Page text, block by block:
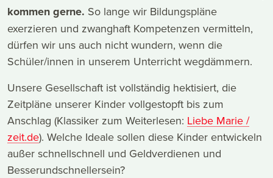
kommen gerne. So lange wir Bildungspläne
exerzieren und zwanghaft Kompetenzen vermitteln,
dürfen wir uns auch nicht wundern, wenn die
Schüler/innen in unserem Unterricht wegdämmern.
Unsere Gesellschaft ist vollständig hektisiert, die
Zeitpläne unserer Kinder vollgestopft bis zum
Anschlag (Klassiker zum Weiterlesen: Liebe Marie /
zeit.de). Welche Ideale sollen diese Kinder entwickeln
außer schnellschnell und Geldverdienen und
Besserundschnellersein?